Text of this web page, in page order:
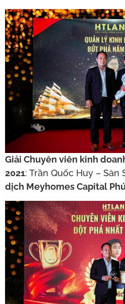
Giải Chuyên viên kinh
2021: Trần Quốc Huy – Sàn
dịch Meyhomes Capital